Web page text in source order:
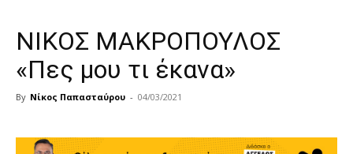
ΝΙΚΟΣ ΜΑΚΡΟΠΟΥΛΟΣ
«Πες μου τι έκανα»
By Νίκος Παπασταύρου - 04/03/2021